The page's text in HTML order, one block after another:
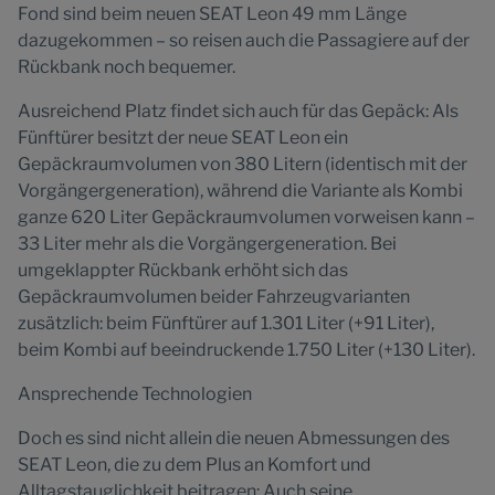
Fond sind beim neuen SEAT Leon 49 mm Länge
dazugekommen – so reisen auch die Passagiere auf der
Rückbank noch bequemer.
Ausreichend Platz findet sich auch für das Gepäck: Als
Fünftürer besitzt der neue SEAT Leon ein
Gepäckraumvolumen von 380 Litern (identisch mit der
Vorgängergeneration), während die Variante als Kombi
ganze 620 Liter Gepäckraumvolumen vorweisen kann –
33 Liter mehr als die Vorgängergeneration. Bei
umgeklappter Rückbank erhöht sich das
Gepäckraumvolumen beider Fahrzeugvarianten
zusätzlich: beim Fünftürer auf 1.301 Liter (+91 Liter),
beim Kombi auf beeindruckende 1.750 Liter (+130 Liter).
Ansprechende Technologien
Doch es sind nicht allein die neuen Abmessungen des
SEAT Leon, die zu dem Plus an Komfort und